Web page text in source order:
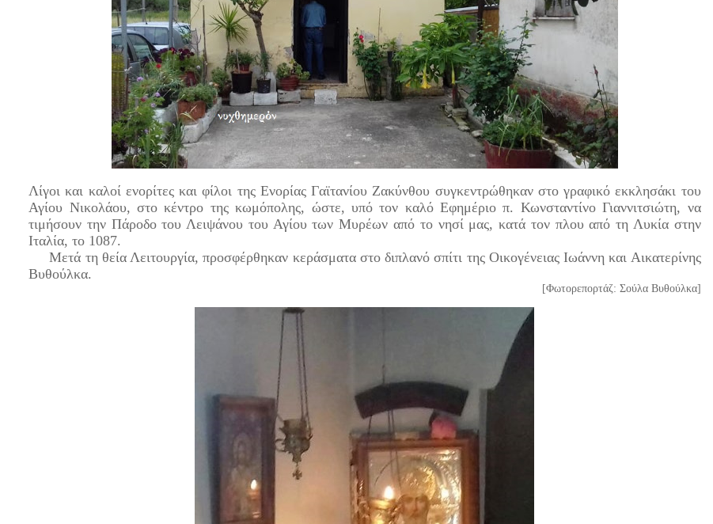
Λίγοι και καλοί ενορίτες και φίλοι της Ενορίας Γαϊτανίου Ζακύνθου συγκεντρώθηκαν στο γραφικό εκκλησάκι του
Αγίου Νικολάου, στο κέντρο της κωμόπολης, ώστε, υπό τον καλό Εφημέριο π. Κωνσταντίνο Γιαννιτσιώτη, να
τιμήσουν την Πάροδο του Λειψάνου του Αγίου των Μυρέων από το νησί μας, κατά τον πλου από τη Λυκία στην
Ιταλία, το 1087.
Μετά τη θεία Λειτουργία, προσφέρθηκαν κεράσματα στο διπλανό σπίτι της Οικογένειας Ιωάννη και Αικατερίνης
Βυθούλκα.
[Φωτορεπορτάζ: Σούλα Βυθούλκα]